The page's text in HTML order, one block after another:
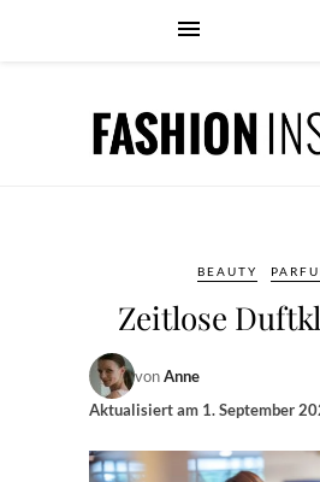
BEAUTY
Zeitlose
vonAnne
Aktualisiert am 1. September